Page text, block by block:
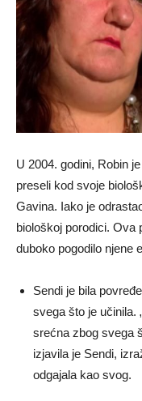
U 2004. godini, Robin
preseli kod svoje
Gavina. Iako je
biološkoj porodici. Ova
duboko pogodilo njene
Sendi je bila
svega što je učinila.
srećna zbog svega
izjavila je Sendi,
odgajala kao svog.